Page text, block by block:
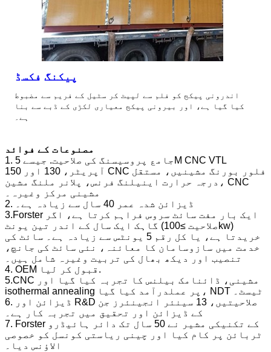
پیکنگ فکسڈ
اندرونی پیکج کو فلم سے لپیٹ کر سٹیل کے فریم سے مضبوط
کیا گیا ہے، اور بیرونی پیکج معیاری لکڑی کے ڈبے سے بنا
ہے۔
مصنوعات کے فوائد
1. جامع پروسیسنگ کی صلاحیت. جیسے 5M CNC VTL
آپریٹر، 130 اور 150 CNC فلور بورنگ مشینیں، مستقل
درجہ حرارت اینیلنگ فرنس، پلانر ملنگ مشین، CNC
مشینی مرکز وغیرہ۔
2. ڈیزائن شدہ عمر 40 سال سے زیادہ ہے۔
3.Forster ایک بار مفت سائٹ سروس فراہم کرتا ہے، اگر
گاہک ایک سال کے اندر تین یونٹ (صلاحیت ≥100kw)
خریدتا ہے، یا کل رقم 5 یونٹس سے زیادہ ہے۔ سائٹ کی
خدمت میں سازوسامان کا معائنہ، نئی سائٹ کی جانچ،
تنصیب اور دیکھ بھال کی تربیت وغیرہ شامل ہیں۔
4. OEM قبول کر لیا.
5.CNC مشینی، ڈائنامک بیلنس کا تجربہ کیا گیا اور
isothermal annealing پر عملدرآمد کیا گیا، NDT ٹیسٹ۔
6. ڈیزائن اور R&D صلاحیتیں، 13 سینئر انجینئرز جن
کے ڈیزائن اور تحقیق میں تجربہ کار ہے۔
7. Forster کے تکنیکی مشیر نے 50 سال تک دائر ہائیڈرو
ٹربائن پر کام کیا اور چینی ریاستی کونسل کو خصوصی
الاؤنس دیا۔